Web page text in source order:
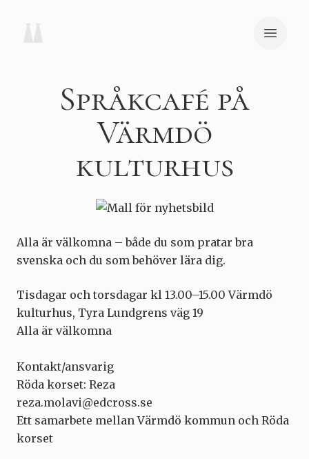
Språkcafé på
Värmdö
kulturhus
Alla är välkomna – både du som pratar bra
svenska och du som behöver lära dig.
Tisdagar och torsdagar kl 13.00–15.00 Värmdö
kulturhus, Tyra Lundgrens väg 19
Alla är välkomna
Kontakt/ansvarig
Röda korset: Reza
reza.molavi@edcross.se
Ett samarbete mellan Värmdö kommun och Röda
korset